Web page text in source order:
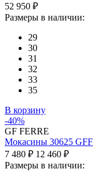
52 950 ₽
Размеры в наличии:
29
30
31
32
33
35
В корзину
-40%
GF FERRE
Мокасины 30625 GFF
7 480 ₽ 12 460 ₽
Размеры в наличии: